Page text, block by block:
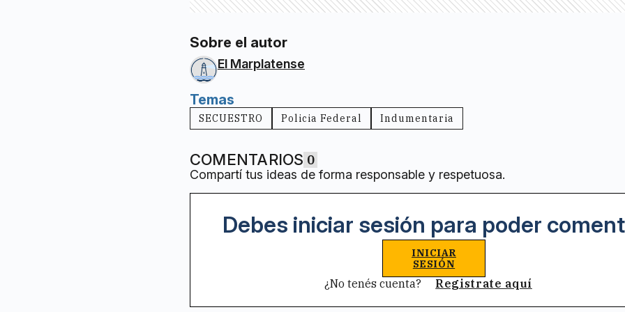
Sobre el autor
El Marplatense
Temas
SECUESTRO Policia Federal Indumentaria
COMENTARIOS 0
Compartí tus ideas de forma responsable y respetuosa.
Debes iniciar sesión para poder
INICIAR
SESIÓN
¿No tenés cuenta? Registrate aquí